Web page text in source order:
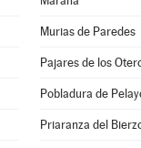
Murias de Paredes
Pajares de los
Pobladura de
Priaranza del